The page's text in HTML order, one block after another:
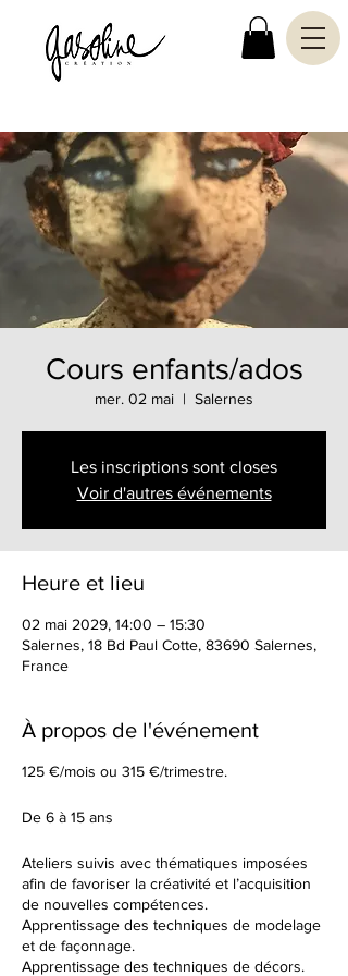
Cours enfants/ados
mer. 02 mai
  |
Salernes
Les inscriptions sont closes
Voir d'autres événements
Heure et lieu
02 mai 2029, 14:00 – 15:30
Salernes, 18 Bd Paul Cotte, 83690 Salernes,
France
À propos de l'événement
125 €/mois ou 315 €/trimestre.
De 6 à 15 ans
Ateliers suivis avec thématiques imposées
afin de favoriser la créativité et l’acquisition
de nouvelles compétences.
Apprentissage des techniques de modelage
et de façonnage.
Apprentissage des techniques de décors.